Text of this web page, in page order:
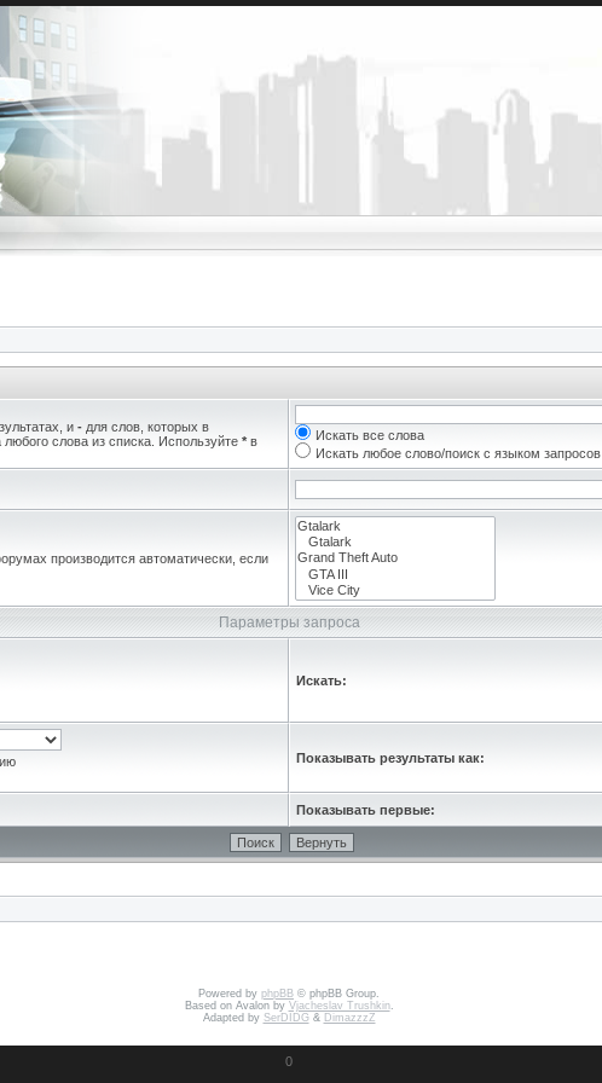
и - для слов, которых в
любого слова из списка. Используйте *в
Искать все слова
Искать любое слово/поиск с языком запросов
производится автоматически, если
Параметры запроса
Искать:
Показывать результаты как:
Показывать первые:
Powered by phpBB © phpBB Group.
Based on Avalon by Vjacheslav Trushkin.
Adapted by SerDIDG& DimazzzZ
0